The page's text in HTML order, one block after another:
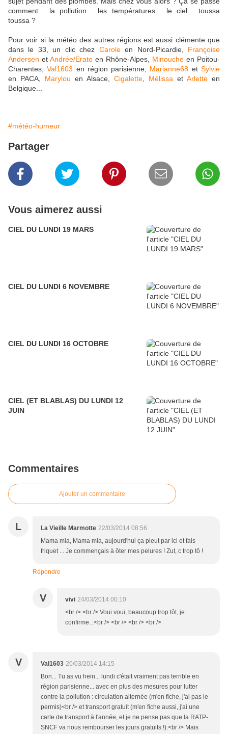
comment... la pollution... les températures... le ciel... toussa
toussa ?
Pour voir si la météo des autres régions est aussi clémente que
dans le 33, un clic chez Caroleen Nord-Picardie, Françoise
Andersen et Andrée/Erato en Rhône-Alpes, Minouche en Poitou-
Charentes,Val1603 en région parisienne, Marianne68 etSylvie
en PACA, Marylou en Alsace, Cigalette Mélissa et Arlette en
Belgique...
#météo-humeur
Partager
Vous aimerez aussi
CIEL DU LUNDI 19 MARS
CIEL DU LUNDI 6 NOVEMBRE
CIEL DU LUNDI 16 OCTOBRE
CIEL (ET BLABLAS) DU LUNDI 12
JUIN
Commentaires
Ajouter un commentaire
L La Vieille Marmotte 22/03/2014 08:56
Mama mia, Mama mia, aujourd'hui ça pleut par ici et fais
friquet ... Je commençais à ôter mes pelures ! Zut, c trop tô !
Répondre
V vivi 24/03/2014 00:10
<br /> <br /> Voui voui, beaucoup trop tôt, je
confirme...<br /> <br /> <br /> <br />
V Val1603 20/03/2014 14:15
Bon... Tu as vu hein... lundi c'était vraiment pas terrible en
région parisienne... avec en plus des mesures pour lutter
contre la pollution : circulation alternée (m'en fiche, j'ai pas le
permis)<br /> et transport gratuit (m'en fiche aussi, j'ai une
carte de transport à l'année, et je ne pense pas que la RATP-
SNCF va nous rembourser les jours gratuits !).<br /> Mais